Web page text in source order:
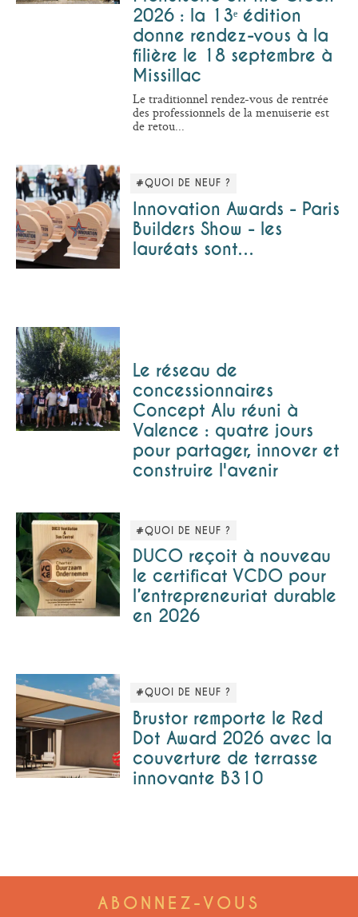
2026 : la 13ᵉ édition
donne rendez-vous à la
filière le 18 septembre à
Missillac
Le traditionnel rendez-vous de rentrée
des professionnels de la menuiserie est
de retou...
#QUOI DE NEUF ?
Innovation Awards - Paris
Builders Show - les
lauréats sont…
Le réseau de
concessionnaires
Concept Alu réuni à
Valence : quatre jours
pour partager, innover et
construire l'avenir
#QUOI DE NEUF ?
DUCO reçoit à nouveau
le certificat VCDO pour
l’entrepreneuriat durable
en 2026
#QUOI DE NEUF ?
Brustor remporte le Red
Dot Award 2026 avec la
couverture de terrasse
innovante B310
ABONNEZ-VOUS